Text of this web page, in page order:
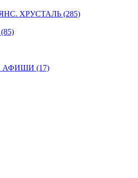
ХРУСТАЛЬ (285)
(17)